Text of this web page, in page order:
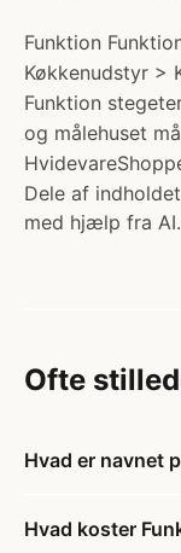
Funktion
Køkkenudstyr >
Funktion
og målehuset
Dele af
med hjælp fra AI.
Ofte
Hvad er navnet
Hvad koster